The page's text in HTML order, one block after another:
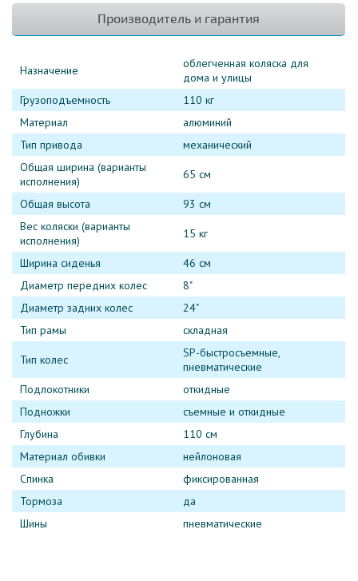
Производитель и гарантия
Назначение
облегченная коляска для
дома и улицы
Грузоподъемность
110 кг
Материал
алюминий
Тип привода
механический
Общая ширина (варианты
исполнения)
65 см
Общая высота
93 см
Вес коляски (варианты
исполнения)
15 кг
Ширина сиденья
46 см
Диаметр передних колес
8"
Диаметр задних колес
24"
Тип рамы
складная
Тип колес
SP-быстросъемные,
пневматические
Подлокотники
откидные
Подножки
съемные и откидные
Глубина
110 см
Материал обивки
нейлоновая
Спинка
фиксированная
Тормоза
да
Шины
пневматические